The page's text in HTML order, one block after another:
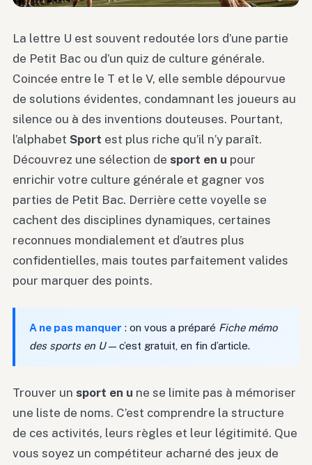
La lettre U est souvent redoutée lors d’une partie
de Petit Bac ou d’un quiz de culture générale.
Coincée entre le T et le V, elle semble dépourvue
de solutions évidentes, condamnant les joueurs au
silence ou à des inventions douteuses. Pourtant,
l’alphabet Sport est plus riche qu’il n’y paraît.
Découvrez une sélection de sport en u pour
enrichir votre culture générale et gagner vos
parties de Petit Bac. Derrière cette voyelle se
cachent des disciplines dynamiques, certaines
reconnues mondialement et d’autres plus
confidentielles, mais toutes parfaitement valides
pour marquer des points.
A ne pas manquer : on vous a préparé Fiche mémo
des sports en U— c’est gratuit, en fin d’article.
Trouver un sport en u ne se limite pas à mémoriser
une liste de noms. C’est comprendre la structure
de ces activités, leurs règles et leur légitimité. Que
vous soyez un compétiteur acharné des jeux de